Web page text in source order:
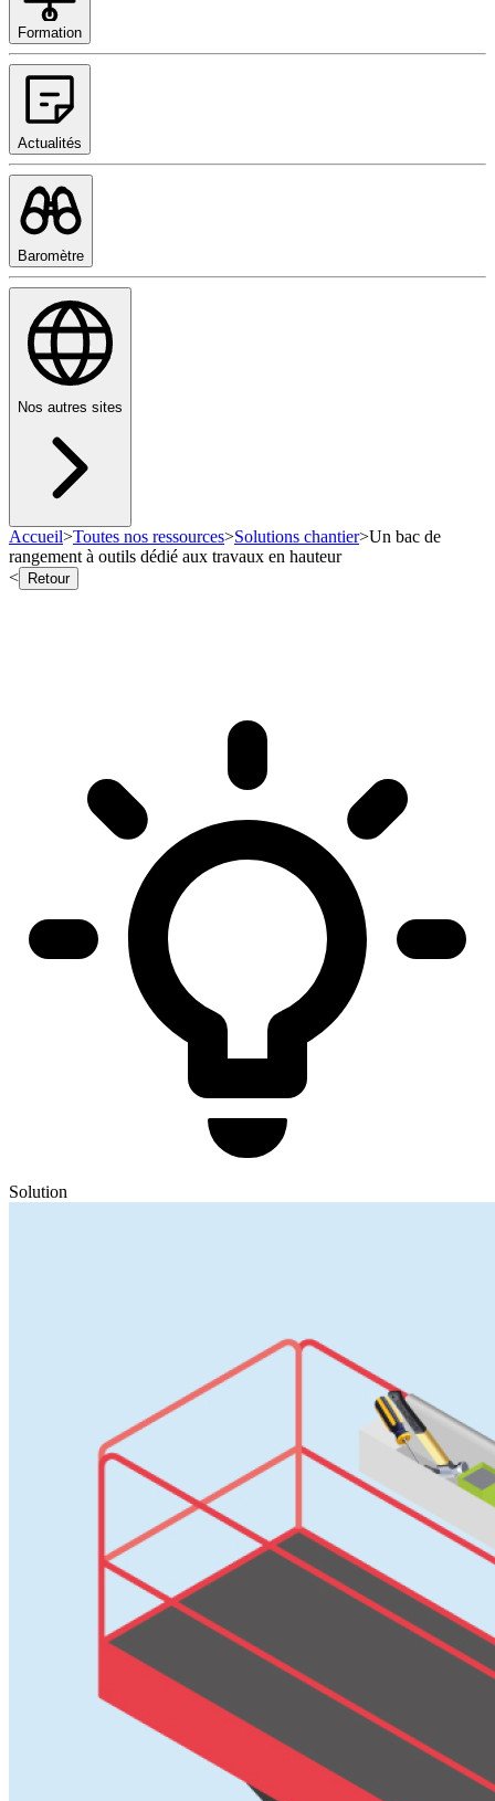
Formation
Actualités
Baromètre
Nos autres sites
Accueil>Toutes nos ressources>Solutions chantier>Un bac de
rangement à outils dédié aux travaux en hauteur
<
Retour
Solution